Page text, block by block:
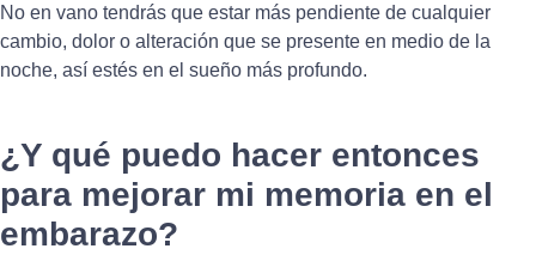
No en vano tendrás que estar más pendiente de cualquier
cambio, dolor o alteración que se presente en medio de la
noche, así estés en el sueño más profundo.
¿Y qué puedo hacer entonces
para mejorar mi memoria en el
embarazo?